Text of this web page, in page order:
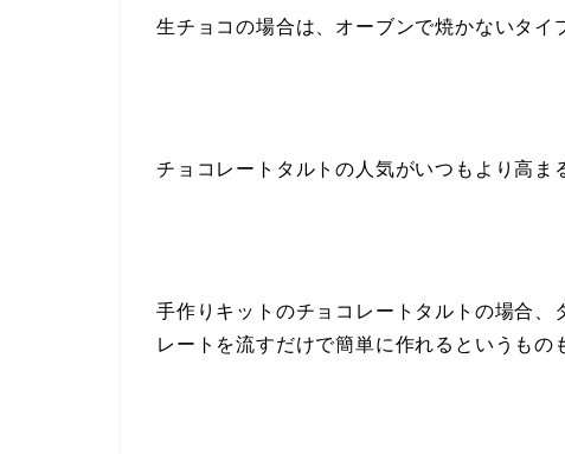
生チョコの場合は、オーブンで焼かないタイ
チョコレートタルトの人気がいつもより高ま
手作りキットのチョコレートタルトの場合、
レートを流すだけで簡単に作れるというもの